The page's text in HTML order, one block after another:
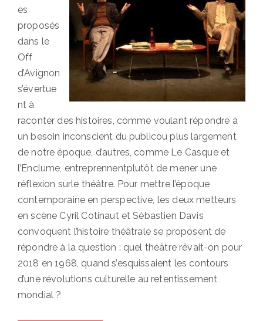
es
proposés
dans le
Off
d’Avignon
s’évertue
nt à
raconter des histoires, comme voulant répondre à
un besoin inconscient du publicou plus largement
de notre époque, d’autres, comme Le Casque et
l’Enclume, entreprennentplutôt de mener une
réflexion surle théâtre. Pour mettre l’époque
contemporaine en perspective, les deux metteurs
en scène Cyril Cotinaut et Sébastien Davis
convoquent l’histoire théâtrale se proposent de
répondre à la question : quel théâtre rêvait-on pour
2018 en 1968, quand s’esquissaient les contours
d’une révolutions culturelle au retentissement
mondial ?